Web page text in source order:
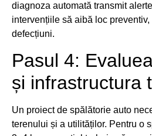
diagnoza automată transmit
intervențiile să aibă loc
defecțiuni.
Pasul 4:
și infrastructura
Un proiect de spălătorie auto
terenului și a utilităților. Pentru o